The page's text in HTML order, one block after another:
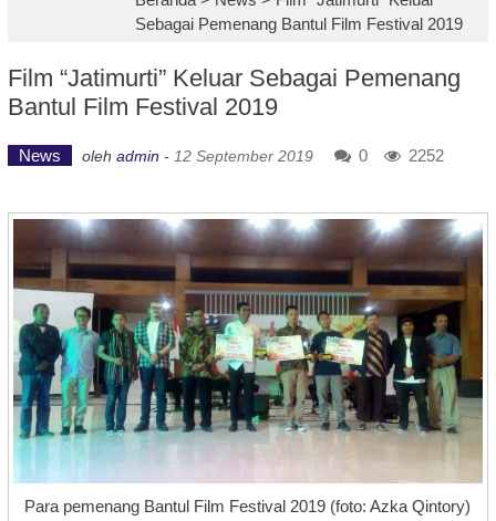
Sebagai Pemenang Bantul Film Festival 2019
Film “Jatimurti” Keluar Sebagai Pemenang
Bantul Film Festival 2019
News oleh admin - 12 September 2019 0 2252
Para pemenang Bantul Film Festival 2019 (foto: Azka Qintory)